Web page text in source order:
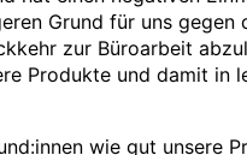
Grund für uns gegen
zur Büroarbeit
Produkte und damit in
wie gut unsere